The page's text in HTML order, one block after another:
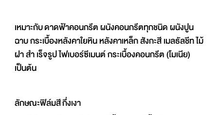
เหมาะกับ ดาดฟ้าคอนกรีต ผนังคอนกรีตทุกชนิด ผนังปูน
ฉาบ กระเบื้องหลังคาใยหิน หลังคาเหล็ก สังกะสี เมลธัลชีท ไม้
ฝา สำ เร็จรูป ไฟเบอร์ซีเมนต์ กระเบื้องคอนกรีต (โมเนีย)
เป็นต้น
ลักษณะฟิล์มสี กึ่งเงา